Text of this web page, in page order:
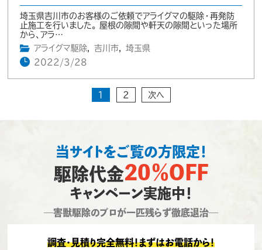
埼玉県吉川市のお客様のご依頼でアライグマの駆除・再発防
止施工を行いました。 屋根の隙間や軒天の隙間といった場所
から、アラ…
アライグマ駆除, 吉川市,
埼玉県
2022/3/28
1 2 次へ
当サイトをご覧の方限定！
駆除代金20％OFF
キャンペーン実施中！
―害獣駆除のプロが一匹残らず徹底退治―
調査・見積り完全無料！まずはお電話から！